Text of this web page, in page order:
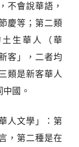
不會說華語，
慶等；第二類
生華人（華
客」，二者均
類是新客華人
國。
人文學」：第
，第二種是在